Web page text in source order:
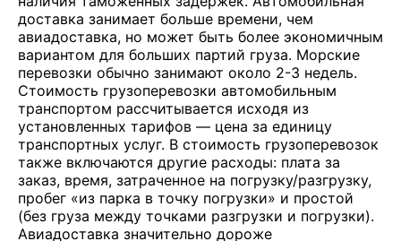
доставка занимает больше времени, чем
авиадоставка, но может быть более экономичным
вариантом для больших партий груза. Морские
перевозки обычно занимают около 2-3 недель.
Стоимость грузоперевозки автомобильным
транспортом рассчитывается исходя из
установленных тарифов — цена за единицу
транспортных услуг. В стоимость грузоперевозок
также включаются другие расходы: плата за
заказ, время, затраченное на погрузку/разгрузку,
пробег «из парка в точку погрузки» и простой
(без груза между точками разгрузки и погрузки).
Авиадоставка значительно дороже